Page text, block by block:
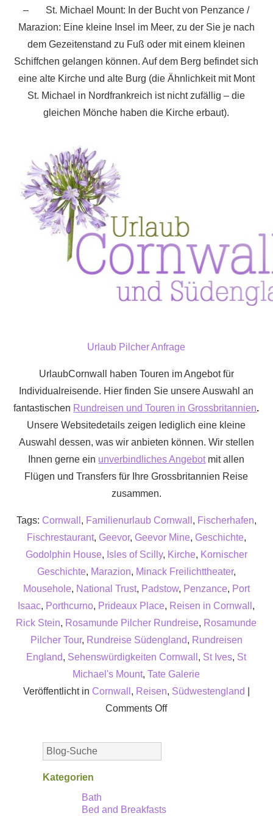
– St. Michael Mount: In der Bucht von Penzance /
Marazion: Eine kleine Insel im Meer, zu der Sie je nach
dem Gezeitenstand zu Fuß oder mit einem kleinen
Schiffchen gelangen können. Auf dem Berg befindet sich
eine alte Kirche und alte Burg (die Ähnlichkeit mit Mont
St. Michael in Nordfrankreich ist nicht zufällig – die
gleichen Mönche haben die Kirche erbaut).
Urlaub Pilcher Anfrage
UrlaubCornwall haben Touren im Angebot für
Individualreisende. Hier finden Sie unsere Auswahl an
fantastischen Rundreisen und Touren in Grossbritannien.
Unsere Websitedetails zeigen lediglich eine kleine
Auswahl dessen, was wir anbieten können. Wir stellen
Ihnen gerne ein unverbindliches Angebotmit allen
Flügen und Transfers für Ihre Grossbritannien Reise
zusammen.
Tags: Cornwall , Familienurlaub Cornwall , Fischerhafen,
Fischrestaurant, Geevor, Geevor Mine, Geschichte,
Godolphin House, Isles of Scilly, Kirche, Kornischer
Geschichte, Marazion, Minack Freilichttheater,
Mousehole, National Trust, Padstow, Penzance, Port
Isaac, Porthcurno, Prideaux Place, Reisen in Cornwall ,
Rick Stein, Rosamunde Pilcher Rundreise, Rosamunde
Pilcher Tour, Rundreise Südengland, Rundreisen
England, Sehenswürdigkeiten Cornwall , St Ives, St
Michael's Mount,Tate Galerie
Veröffentlicht in Cornwall , Reisen, Südwestengland
Comments Offon
Kategorien
Bath
Bed and Breakfasts